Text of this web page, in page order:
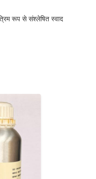
रूप से संश्लेषित स्वाद